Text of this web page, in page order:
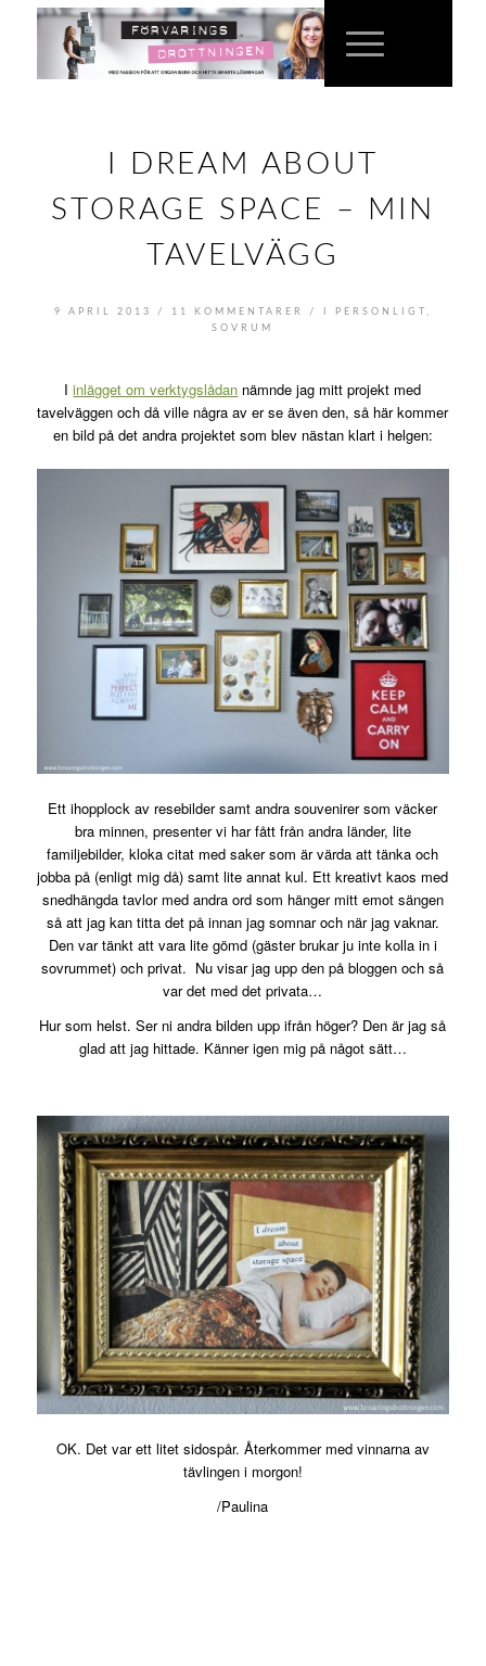
I DREAM ABOUT
STORAGE SPACE – MIN
TAVELVÄGG
9 APRIL 2013 / 11 KOMMENTARER / PERSONLIGT ,
SOVRUM
Iinlägget om verktygslådan nämnde jag mitt projekt med
tavelväggen och då ville några av er se även den, så här kommer
en bild på det andra projektet som blev nästan klart i helgen:
Ett ihopplock av resebilder samt andra souvenirer som väcker
bra minnen, presenter vi har fått från andra länder, lite
familjebilder, kloka citat med saker som är värda att tänka och
jobba på (enligt mig då) samt lite annat kul. Ett kreativt kaos med
snedhängda tavlor med andra ord som hänger mitt emot sängen
så att jag kan titta det på innan jag somnar och när jag vaknar.
Den var tänkt att vara lite gömd (gäster brukar ju inte kolla in i
sovrummet) och privat. Nu visar jag upp den på bloggen och så
var det med det privata…
Hur som helst. Ser ni andra bilden upp ifrån höger? Den är jag så
glad att jag hittade. Känner igen mig på något sätt…
OK. Det var ett litet sidospår. Återkommer med vinnarna av
tävlingen i morgon!
/Paulina